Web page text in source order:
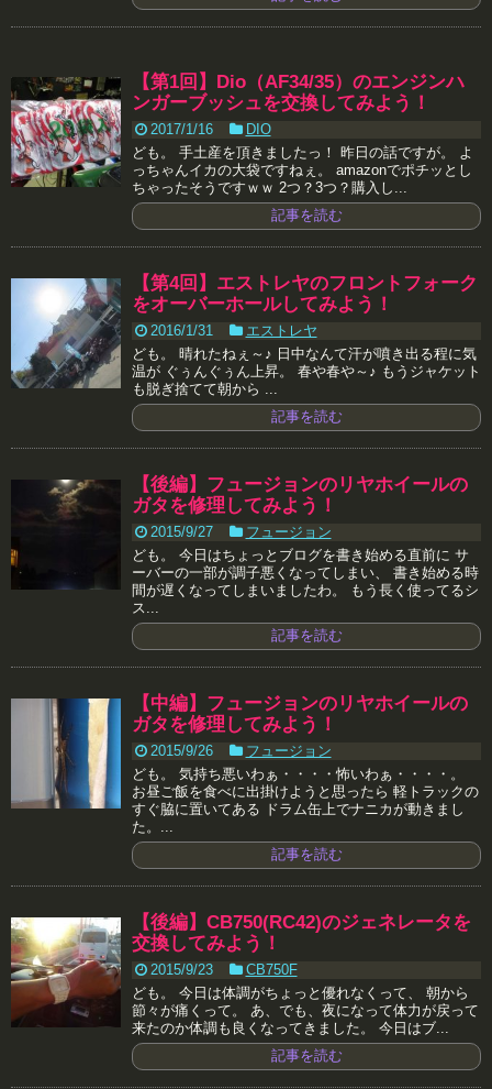
【第1回】Dio（AF34/35）のエンジンハ
ンガーブッシュを交換してみよう！
2017/1/16
DIO
ども。 手土産を頂きましたっ！ 昨日の話ですが。 よ
っちゃんイカの大袋ですねぇ。 amazonでポチッとし
ちゃったそうですｗｗ 2つ？3つ？購入し...
記事を読む
【第4回】エストレヤのフロントフォーク
をオーバーホールしてみよう！
2016/1/31
エストレヤ
ども。 晴れたねぇ～♪ 日中なんて汗が噴き出る程に気
温が ぐぅんぐぅん上昇。 春や春や～♪ もうジャケット
も脱ぎ捨てて朝から ...
記事を読む
【後編】フュージョンのリヤホイールの
ガタを修理してみよう！
2015/9/27
フュージョン
ども。 今日はちょっとブログを書き始める直前に サ
ーバーの一部が調子悪くなってしまい、 書き始める時
間が遅くなってしまいましたわ。 もう長く使ってるシ
ス...
記事を読む
【中編】フュージョンのリヤホイールの
ガタを修理してみよう！
2015/9/26
フュージョン
ども。 気持ち悪いわぁ・・・・怖いわぁ・・・・。
お昼ご飯を食べに出掛けようと思ったら 軽トラックの
すぐ脇に置いてある ドラム缶上でナニカが動きまし
た。...
記事を読む
【後編】CB750(RC42)のジェネレータを
交換してみよう！
2015/9/23
CB750F
ども。 今日は体調がちょっと優れなくって、 朝から
節々が痛くって。 あ、でも、夜になって体力が戻って
来たのか体調も良くなってきました。 今日はブ...
記事を読む